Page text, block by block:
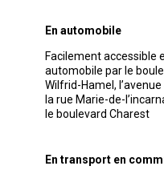
En automobile
Facilement accessible
automobile par le
Wilfrid-Hamel,
la rue Marie-de-
le boulevard Charest
En transport en